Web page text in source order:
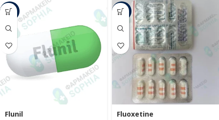
-25%
Flunil
-25%
Fluoxetine